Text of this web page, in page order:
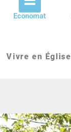
Economat
Vivre en Église